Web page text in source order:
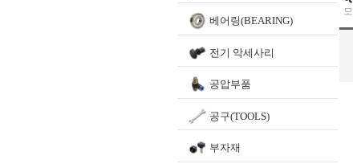
베어링(BEARING)
전기 악세사리
공압부품
공구(TOOLS)
부자재